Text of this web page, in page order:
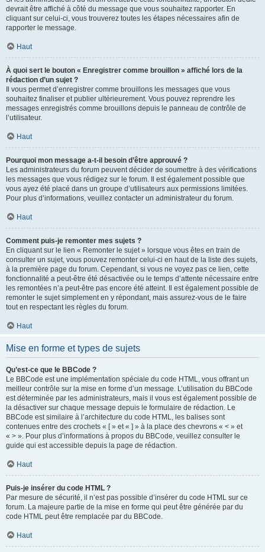
devrait être affiché à côté du message que vous souhaitez rapporter. En
cliquant sur celui-ci, vous trouverez toutes les étapes nécessaires afin de
rapporter le message.
Haut
À quoi sert le bouton « Enregistrer comme brouillon » affiché lors de la
rédaction d’un sujet ?
Il vous permet d’enregistrer comme brouillons les messages que vous
souhaitez finaliser et publier ultérieurement. Vous pouvez reprendre les
messages enregistrés comme brouillons depuis le panneau de contrôle de
l’utilisateur.
Haut
Pourquoi mon message a-t-il besoin d’être approuvé ?
Les administrateurs du forum peuvent décider de soumettre à des vérifications
les messages que vous rédigez sur le forum. Il est également possible que
vous ayez été placé dans un groupe d’utilisateurs aux permissions limitées.
Pour plus d’informations, veuillez contacter un administrateur du forum.
Haut
Comment puis-je remonter mes sujets ?
En cliquant sur le lien « Remonter le sujet » lorsque vous êtes en train de
consulter un sujet, vous pouvez remonter celui-ci en haut de la liste des sujets,
à la première page du forum. Cependant, si vous ne voyez pas ce lien, cette
fonctionnalité a peut-être été désactivée ou le temps d’attente nécessaire entre
les remontées n’a peut-être pas encore été atteint. Il est également possible de
remonter le sujet simplement en y répondant, mais assurez-vous de le faire
tout en respectant les règles du forum.
Haut
Mise en forme et types de sujets
Qu’est-ce que le BBCode ?
Le BBCode est une implémentation spéciale du code HTML, vous offrant un
meilleur contrôle sur la mise en forme d’un message. L’utilisation du BBCode
est déterminée par les administrateurs, mais il vous est également possible de
la désactiver sur chaque message depuis le formulaire de rédaction. Le
BBCode est similaire à l’architecture du code HTML, les balises sont
contenues entre des crochets « [ » et « ] » à la place des chevrons « < » et
« > ». Pour plus d’informations à propos du BBCode, veuillez consulter le
guide qui est accessible depuis la page de rédaction.
Haut
Puis-je insérer du code HTML ?
Par mesure de sécurité, il n’est pas possible d’insérer du code HTML sur ce
forum. La majeure partie de la mise en forme qui peut être générée par du
code HTML peut être remplacée par du BBCode.
Haut